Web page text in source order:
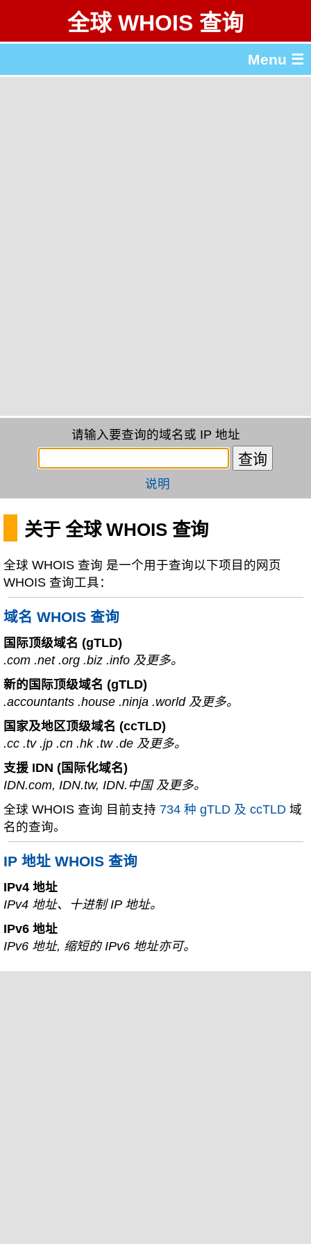
全球 WHOIS 查询
Menu ☰
请输入要查询的域名或 IP 地址
说明
关于 全球 WHOIS 查询
全球 WHOIS 查询 是一个用于查询以下项目的网页
WHOIS 查询工具：
域名 WHOIS 查询
国际顶级域名 (gTLD)
.com .net .org .biz .info 及更多。
新的国际顶级域名 (gTLD)
.accountants .house .ninja .world 及更多。
国家及地区顶级域名 (ccTLD)
.cc .tv .jp .cn .hk .tw .de 及更多。
支援 IDN (国际化域名)
IDN.com, IDN.tw, IDN.中国 及更多。
全球 WHOIS 查询 目前支持 734 种 gTLD 及 ccTLD 域
名的查询。
IP 地址 WHOIS 查询
IPv4 地址
IPv4 地址、十进制 IP 地址。
IPv6 地址
IPv6 地址, 缩短的 IPv6 地址亦可。